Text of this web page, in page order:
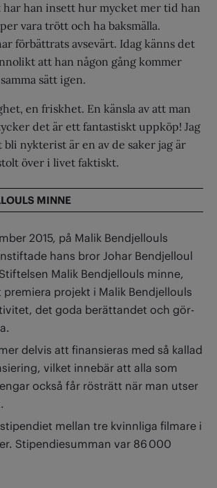
har han insett hur mycket mer tid han
vara trött och ha baksmälla.
förbättrats avsevärt. Idag känns det
att han någon gång kommer
sätt igen.
en friskhet. En känsla av att man
det är ett fantastiskt uppköp! Jag
nykterist är en av de saker jag är
över i livet faktiskt.
MINNE
2015, på Malik Bendjellouls
hans bror Johar Bendjelloul
Malik Bendjellouls minne,
projekt i Malik Bendjellouls
det goda berättandet och gör-
delvis att finansieras med så kallad
vilket innebär att alla som
också får rösträtt när man utser
mellan tre kvinnliga filmare i
Stipendiesumman var 86 000